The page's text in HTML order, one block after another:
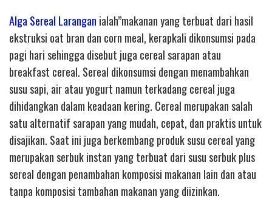
Alga Sereal Larangan ialah”makanan yang terbuat dari hasil
ekstruksi oat bran dan corn meal, kerapkali dikonsumsi pada
pagi hari sehingga disebut juga cereal sarapan atau
breakfast cereal. Sereal dikonsumsi dengan menambahkan
susu sapi, air atau yogurt namun terkadang cereal juga
dihidangkan dalam keadaan kering. Cereal merupakan salah
satu alternatif sarapan yang mudah, cepat, dan praktis untuk
disajikan. Saat ini juga berkembang produk susu cereal yang
merupakan serbuk instan yang terbuat dari susu serbuk plus
sereal dengan penambahan komposisi makanan lain dan atau
tanpa komposisi tambahan makanan yang diizinkan.